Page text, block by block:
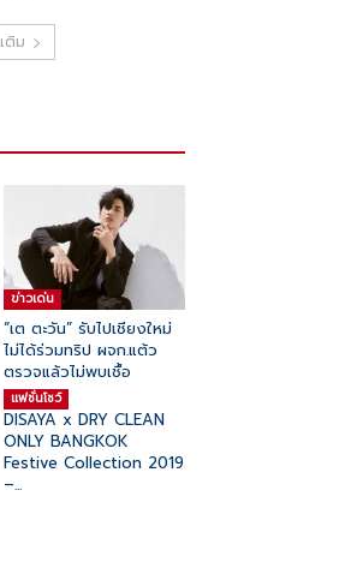
ติม
ข่าวเด่น
“เต ตะวัน” รับไปเชียงใหม่
ไม่ได้ร่วมทริป ผจก.แต้ว
ตรวจแล้วไม่พบเชื้อ
แฟชั่นโชว์
DISAYA x DRY CLEAN
ONLY BANGKOK
Festive Collection 2019
–...